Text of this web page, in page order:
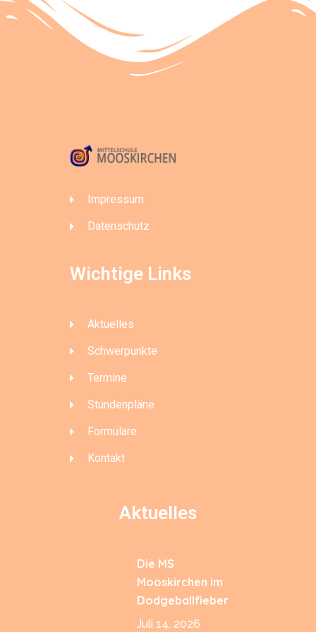
Impressum
Datenschutz
Wichtige Links
Aktuelles
Schwerpunkte
Termine
Stundenpläne
Formulare
Kontakt
Aktuelles
Die MS
Mooskirchen im
Dodgeballfieber
Juli 14, 2026